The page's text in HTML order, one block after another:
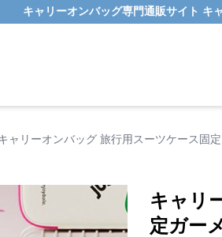
キャリーオンバッグ専門通販サイト キ
ャリーオンバッグ 旅行用スーツケース固
キャリ
定ガー